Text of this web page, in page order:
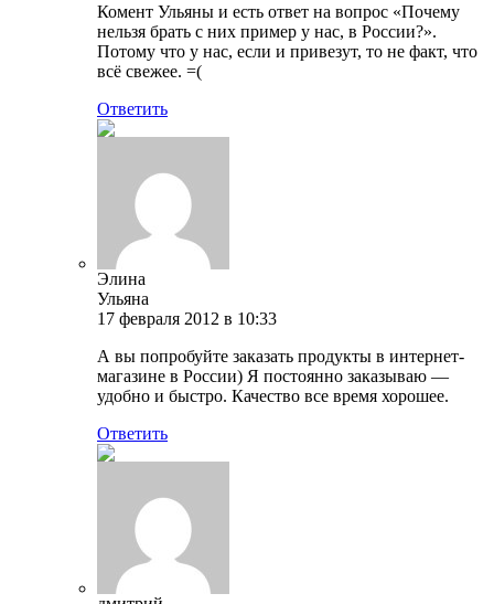
Комент Ульяны и есть ответ на вопрос «Почему
нельзя брать с них пример у нас, в России?».
Потому что у нас, если и привезут, то не факт, что
всё свежее. =(
Ответить
Элина
Ульяна
17 февраля 2012 в 10:33
А вы попробуйте заказать продукты в интернет-
магазине в России) Я постоянно заказываю —
удобно и быстро. Качество все время хорошее.
Ответить